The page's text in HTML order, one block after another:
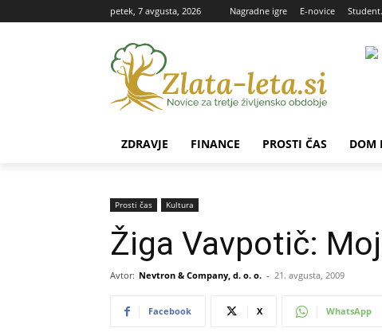
petek, 7 avgusta, 2026 Nagradne igre E-novice
ZDRAVJE FINANCE PROSTI ČAS DOM
Prosti čas Kultura
Žiga Vavpotič:
Avtor: Nevtron & Company, d. o. o. - 21. avgusta, 2009
Facebook X WhatsApp